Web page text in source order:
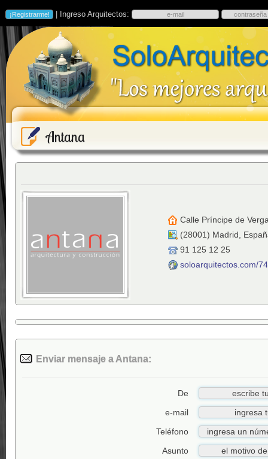
| Ingreso Arquitectos:
Antana
Calle Príncipe de
(28001) Madrid
91 125 12 25
soloarquitectos.com/
Enviar mensaje a Antana:
De
e-mail
Teléfono
Asunto